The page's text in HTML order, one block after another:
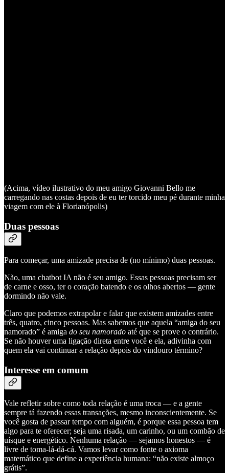
(Acima, vídeo ilustrativo do meu amigo Giovanni Bello me
carregando nas costas depois de eu ter torcido meu pé durante minha
viagem com ele à Florianópolis)
Duas pessoas
Para começar, uma amizade precisa de (no mínimo) duas pessoas.
Não, uma chatbot IA não é seu amigo. Essas pessoas precisam ser
de carne e osso, ter o coração batendo e os olhos abertos — gente
dormindo não vale.
Claro que podemos extrapolar e falar que existem amizades entre
três, quatro, cinco pessoas. Mas sabemos que aquela “amiga do seu
namorado” é amiga do seu namorado até que se prove o contrário.
Se não houver uma ligação direta entre você e ela, adivinha com
quem ela vai continuar a relação depois do vindouro término?
Interesse em comum
Vale refletir sobre como toda relação é uma troca — e a gente
sempre tá fazendo essas transações, mesmo inconscientemente. Se
você gosta de passar tempo com alguém, é porque essa pessoa tem
algo para te oferecer; seja uma risada, um carinho, ou um combão de
uísque e energético. Nenhuma relação — sejamos honestos — é
livre de toma-lá-dá-cá. Vamos levar como fonte o axioma
matemático que define a experiência humana: “não existe almoço
grátis”.